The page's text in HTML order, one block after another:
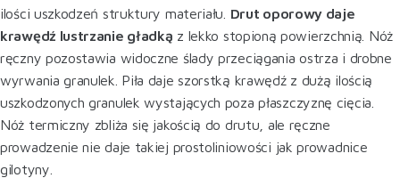
ilości uszkodzeń struktury materiału. Drut oporowy daje
krawędź lustrzanie gładką z lekko stopioną powierzchnią. Nóż
ręczny pozostawia widoczne ślady przeciągania ostrza i drobne
wyrwania granulek. Piła daje szorstką krawędź z dużą ilością
uszkodzonych granulek wystających poza płaszczyznę cięcia.
Nóż termiczny zbliża się jakością do drutu, ale ręczne
prowadzenie nie daje takiej prostoliniowości jak prowadnice
gilotyny.